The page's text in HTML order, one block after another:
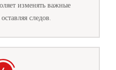
изменять важные
следов.